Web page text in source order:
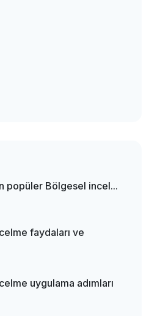
popüler Bölgesel incel...
faydaları ve
uygulama adımları